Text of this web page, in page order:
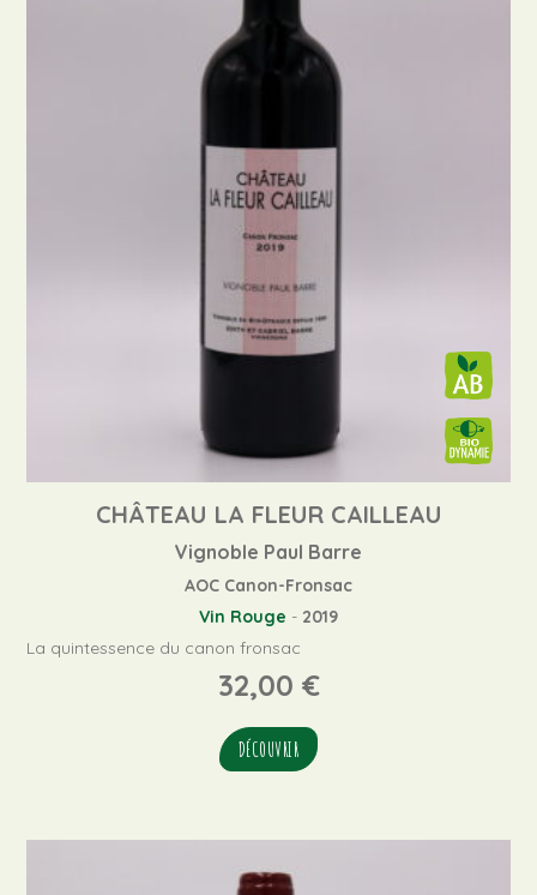
CHÂTEAU LA FLEUR CAILLEAU
Vignoble Paul Barre
AOC Canon-Fronsac
Vin Rouge - 2019
La quintessence du canon fronsac
32,00 €
DÉCOUVRIR